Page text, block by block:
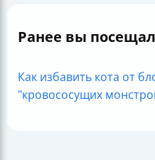
Ранее вы
Как избавить кота от
"кровососущих